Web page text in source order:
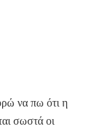
να πω ότι η
σωστά οι